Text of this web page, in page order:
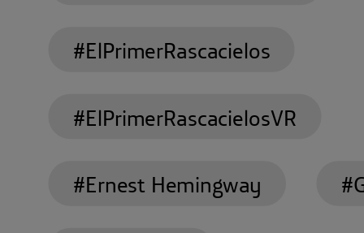
#ElPrimerRascacielos
#ElPrimerRascacielosVR
#Ernest Hemingway